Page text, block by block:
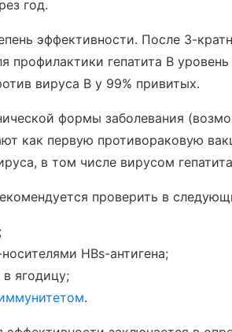
год.
эффективности. После 3-
профилактики гепатита В уровень
вируса В у 99% привитых.
формы заболевания
как первую противораковую
в том числе вирусом
проверить в
;
HBs-антигена;
ягодицу;
.